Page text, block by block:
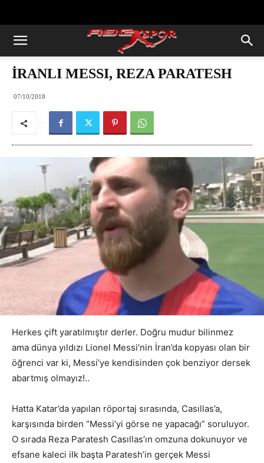
İRANLI MESSI, REZA PARATESH
07/10/2018
Herkes çift yaratılmıştır derler. Doğru mudur bilinmez
ama dünya yıldızı Lionel Messi’nin İran’da kopyası olan bir
öğrenci var ki, Messi’ye kendisinden çok benziyor dersek
abartmış olmayız!..
Hatta Katar’da yapılan röportaj sırasında, Casıllas’a,
karşısında birden “Messi’yi görse ne yapacağı” soruluyor.
O sırada Reza Paratesh Casıllas’ın omzuna dokunuyor ve
efsane kaleci ilk başta Paratesh’in gerçek Messi